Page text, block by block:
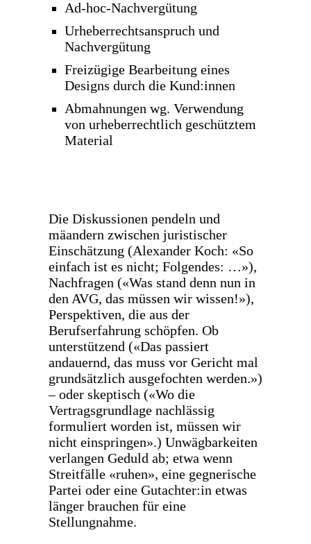
Ad-hoc-Nachvergütung
Urheberrechtsanspruch und
Nachvergütung
Freizügige Bearbeitung eines
Designs durch die Kund:innen
Abmahnungen wg. Verwendung
von urheberrechtlich geschütztem
Material
Die Diskussionen pendeln und
mäandern zwischen juristischer
Einschätzung (Alexander Koch: «So
einfach ist es nicht; Folgendes: …»),
Nachfragen («Was stand denn nun in
den AVG, das müssen wir wissen!»),
Perspektiven, die aus der
Berufserfahrung schöpfen. Ob
unterstützend («Das passiert
andauernd, das muss vor Gericht mal
grundsätzlich ausgefochten werden.»)
– oder skeptisch («Wo die
Vertragsgrundlage nachlässig
formuliert worden ist, müssen wir
nicht einspringen».) Unwägbarkeiten
verlangen Geduld ab; etwa wenn
Streitfälle «ruhen», eine gegnerische
Partei oder eine Gutachter:in etwas
länger brauchen für eine
Stellungnahme.